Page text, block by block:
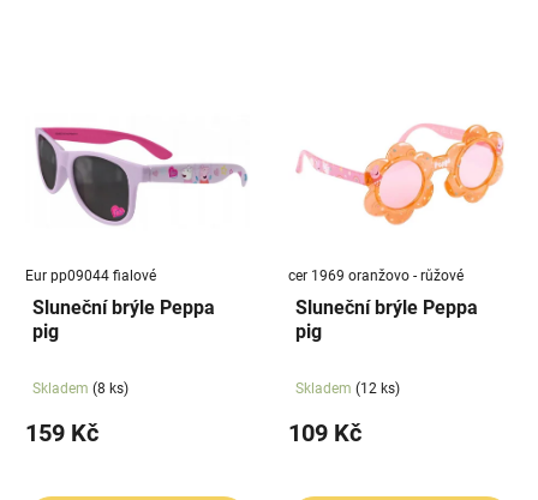
Eur pp09044 fialové
Sluneční brýle Peppa
pig
Skladem (8 ks)
159 Kč
cer 1969 oranžovo - růžové
Sluneční brýle Peppa
pig
Skladem (12 ks)
109 Kč